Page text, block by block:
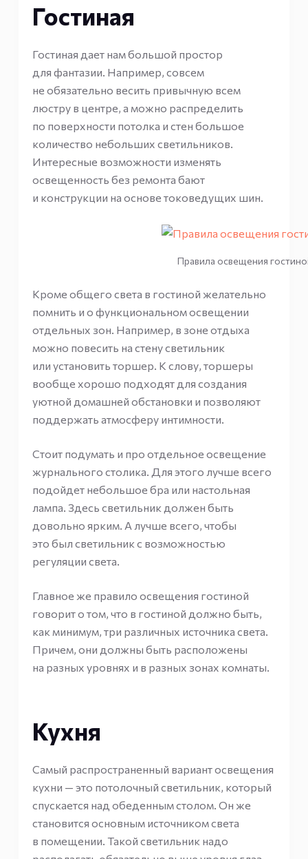
Гостиная
Гостиная дает нам большой простор
для фантазии. Например, совсем
не обязательно весить привычную всем
люстру в центре, а можно распределить
по поверхности потолка и стен большое
количество небольших светильников.
Интересные возможности изменять
освещенность без ремонта бают
и конструкции на основе токоведущих шин.
Правила освещения
Кроме общего света в гостиной желательно
помнить и о функциональном освещении
отдельных зон. Например, в зоне отдыха
можно повесить на стену светильник
или установить торшер. К слову, торшеры
вообще хорошо подходят для создания
уютной домашней обстановки и позволяют
поддержать атмосферу интимности.
Стоит подумать и про отдельное освещение
журнального столика. Для этого лучше всего
подойдет небольшое бра или настольная
лампа. Здесь светильник должен быть
довольно ярким. А лучше всего, чтобы
это был светильник с возможностью
регуляции света.
Главное же правило освещения гостиной
говорит о том, что в гостиной должно быть,
как минимум, три различных источника света.
Причем, они должны быть расположены
на разных уровнях и в разных зонах комнаты.
Кухня
Самый распространенный вариант освещения
кухни — это потолочный светильник, который
спускается над обеденным столом. Он же
становится основным источником света
в помещении. Такой светильник надо